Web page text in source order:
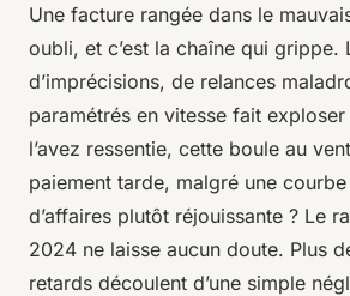
Une facture rangée dans le
oubli, et c’est la chaîne qui grippe.
d’imprécisions, de relances
paramétrés en vitesse fait
l’avez ressentie, cette boule au
paiement tarde, malgré une
d’affaires plutôt réjouissante ? Le
2024 ne laisse aucun doute. Plus
retards découlent d’une simple